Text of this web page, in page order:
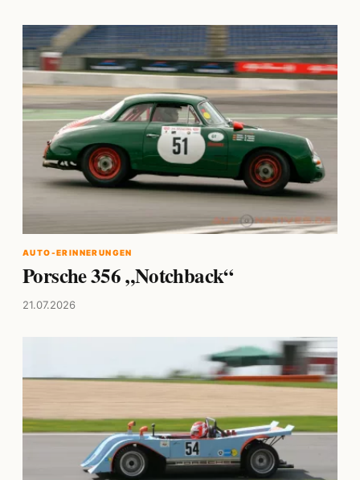
AUTO-ERINNERUNGEN
Porsche 356 „Notchback“
21.07.2026